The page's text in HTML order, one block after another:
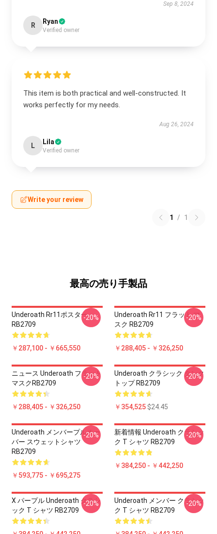
Sep 8, 2024
R Ryan
Verified owner
This item is both practical and well-constructed. It
works perfectly for my needs.
Aug 26, 2024
L Lila
Verified owner
Write your review
1 / 1
最高の売り手製品
Underoath Rr11ポスター
RB2709
￥287,100 - ￥665,550
-20%
Underoath Rr11 フラット マ
スク RB2709
￥288,405 - ￥326,250
-20%
ニュース Underoath フラット
マスクRB2709
￥288,405 - ￥326,250
-20%
Underoath クラシック タンク
トップ RB2709
￥354,525$24.45
-20%
Underoath メンバープルオー
バー スウェットシャツ
RB2709
￥593,775 - ￥695,275
-20%
新着情報 Underoath クラシッ
ク T シャツ RB2709
￥384,250 - ￥442,250
-20%
X パープル Underoath クラシ
ック T シャツ RB2709
-20%
Underoath メンバー クラシッ
ク T シャツ RB2709
-20%